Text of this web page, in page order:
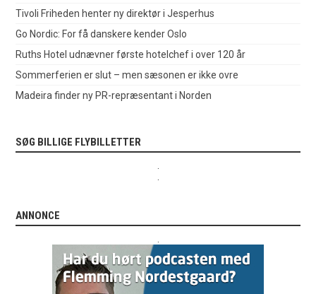
Tivoli Friheden henter ny direktør i Jesperhus
Go Nordic: For få danskere kender Oslo
Ruths Hotel udnævner første hotelchef i over 120 år
Sommerferien er slut – men sæsonen er ikke ovre
Madeira finder ny PR-repræsentant i Norden
SØG BILLIGE FLYBILLETTER
.
.
ANNONCE
.